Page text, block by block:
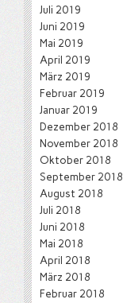
Juli 2019
Juni 2019
Mai 2019
April 2019
März 2019
Februar 2019
Januar 2019
Dezember 2018
November 2018
Oktober 2018
September 2018
August 2018
Juli 2018
Juni 2018
Mai 2018
April 2018
März 2018
Februar 2018